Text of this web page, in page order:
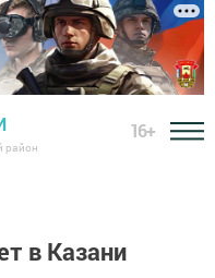
район
16+
в Казани